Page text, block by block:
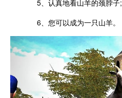
5、认真地看山羊的颈脖子;
6、您可以成为一只山羊。